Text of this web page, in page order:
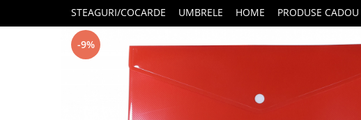
Suporti birouSTEAGURI/COCARDE UMBRELE HOME PRODUSE CADOU
-9%